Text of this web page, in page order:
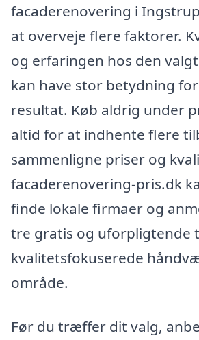
facaderenovering i
at overveje flere faktorer.
og erfaringen hos den
kan have stor betydning
resultat. Køb aldrig under
altid for at indhente flere
sammenligne priser og
facaderenovering-pris.dk
finde lokale firmaer og
tre gratis og uforpligtende
kvalitetsfokuserede
område.
Før du træffer dit valg,